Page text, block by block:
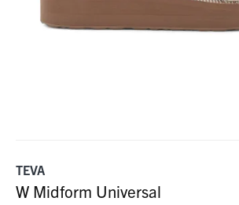
TEVA
W Midform Universal